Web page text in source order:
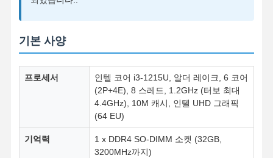
기본 사양
프로세서
인텔 코어 i3-1215U, 알더 레이크, 6 코어
(2P+4E), 8 스레드, 1.2GHz (터보 최대
4.4GHz), 10M 캐시, 인텔 UHD 그래픽
(64 EU)
기억력
1 x DDR4 SO-DIMM 소켓 (32GB,
3200MHz까지)